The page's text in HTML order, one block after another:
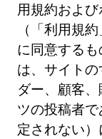
用規約およ
（「利用規
に同意する
は、サイト
ダー、顧客
ツの投稿者
定されない）